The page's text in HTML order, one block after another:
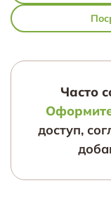
Часто
доступ,